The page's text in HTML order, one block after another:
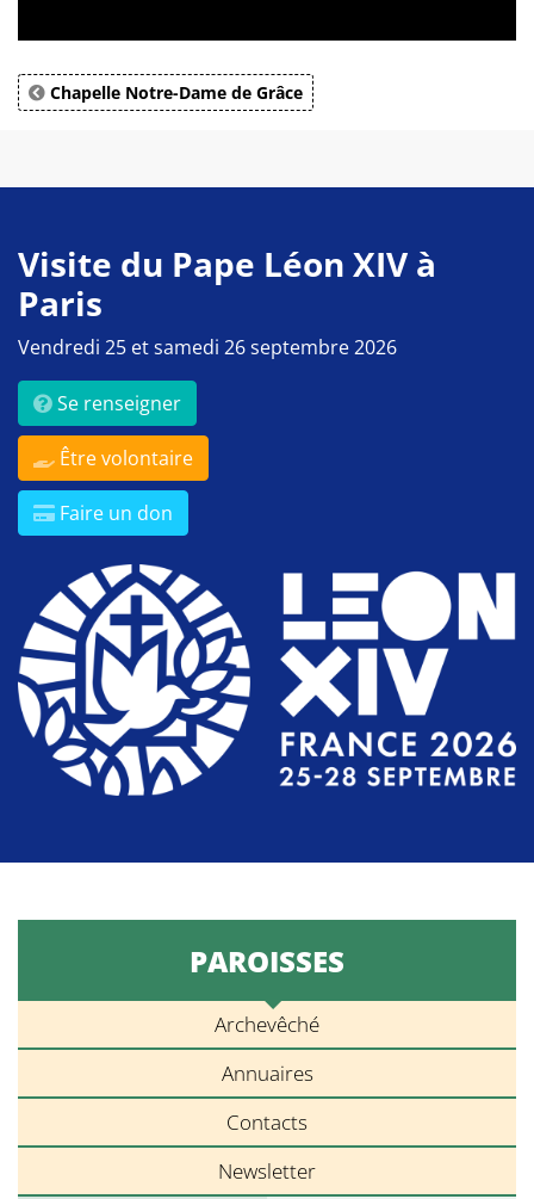
Chapelle Notre-Dame de Grâce
Visite du Pape Léon XIV à
Paris
Vendredi 25 et samedi 26 septembre 2026
Se renseigner
Être volontaire
Faire un don
PAROISSES
Archevêché
Annuaires
Contacts
Newsletter